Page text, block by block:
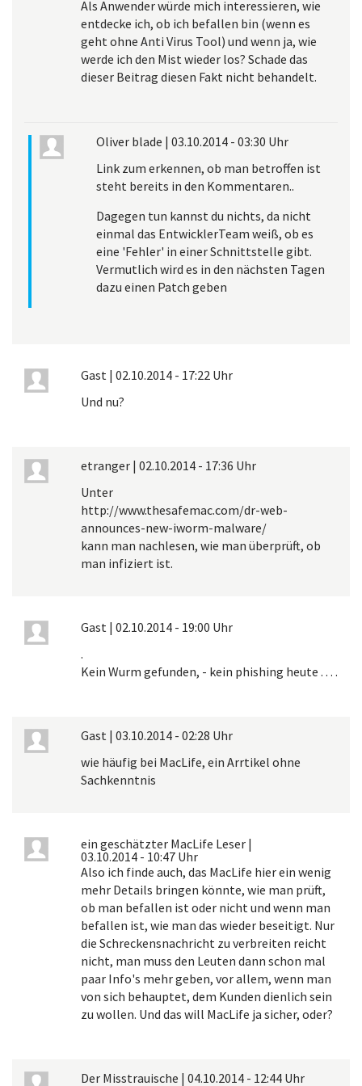
Als Anwender würde mich interessieren, wie
entdecke ich, ob ich befallen bin (wenn es
geht ohne Anti Virus Tool) und wenn ja, wie
werde ich den Mist wieder los? Schade das
dieser Beitrag diesen Fakt nicht behandelt.
Oliver blade | 03.10.2014 - 03:30 Uhr
Link zum erkennen, ob man betroffen ist
steht bereits in den Kommentaren..
Dagegen tun kannst du nichts, da nicht
einmal das EntwicklerTeam weiß, ob es
eine 'Fehler' in einer Schnittstelle gibt.
Vermutlich wird es in den nächsten Tagen
dazu einen Patch geben
Gast | 02.10.2014 - 17:22 Uhr
Und nu?
etranger | 02.10.2014 - 17:36 Uhr
Unter
http://www.thesafemac.com/dr-web-
announces-new-iworm-malware/
kann man nachlesen, wie man überprüft, ob
man infiziert ist.
Gast | 02.10.2014 - 19:00 Uhr
.
Kein Wurm gefunden, - kein phishing heute . . . .
Gast | 03.10.2014 - 02:28 Uhr
wie häufig bei MacLife, ein Arrtikel ohne
Sachkenntnis
ein geschätzter MacLife Leser |
03.10.2014 - 10:47 Uhr
Also ich finde auch, das MacLife hier ein wenig
mehr Details bringen könnte, wie man prüft,
ob man befallen ist oder nicht und wenn man
befallen ist, wie man das wieder beseitigt. Nur
die Schreckensnachricht zu verbreiten reicht
nicht, man muss den Leuten dann schon mal
paar Info's mehr geben, vor allem, wenn man
von sich behauptet, dem Kunden dienlich sein
zu wollen. Und das will MacLife ja sicher, oder?
Der Misstrauische | 04.10.2014 - 12:44 Uhr